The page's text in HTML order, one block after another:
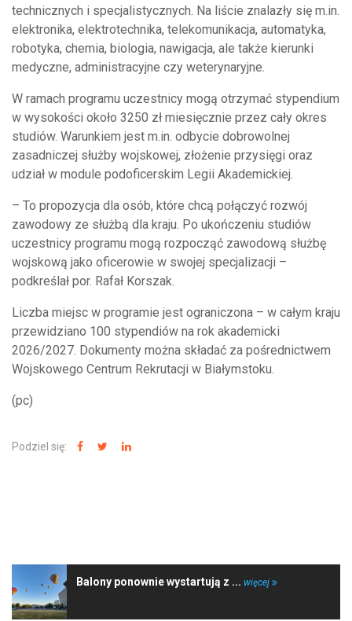
technicznych i specjalistycznych. Na liście znalazły się m.in.
elektronika, elektrotechnika, telekomunikacja, automatyka,
robotyka, chemia, biologia, nawigacja, ale także kierunki
medyczne, administracyjne czy weterynaryjne.
W ramach programu uczestnicy mogą otrzymać stypendium
w wysokości około 3250 zł miesięcznie przez cały okres
studiów. Warunkiem jest m.in. odbycie dobrowolnej
zasadniczej służby wojskowej, złożenie przysięgi oraz
udział w module podoficerskim Legii Akademickiej.
– To propozycja dla osób, które chcą połączyć rozwój
zawodowy ze służbą dla kraju. Po ukończeniu studiów
uczestnicy programu mogą rozpocząć zawodową służbę
wojskową jako oficerowie w swojej specjalizacji –
podkreślał por. Rafał Korszak.
Liczba miejsc w programie jest ograniczona – w całym kraju
przewidziano 100 stypendiów na rok akademicki
2026/2027. Dokumenty można składać za pośrednictwem
Wojskowego Centrum Rekrutacji w Białymstoku.
(pc)
Podziel się:
Balony ponownie wystartują z ... więcej